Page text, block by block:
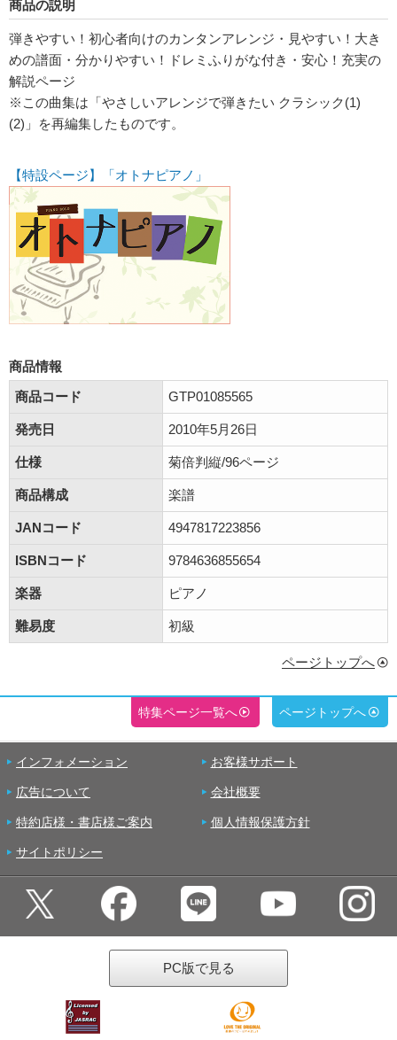
商品の説明
弾きやすい！初心者向けのカンタンアレンジ・見やすい！大き
めの譜面・分かりやすい！ドレミふりがな付き・安心！充実の
解説ページ
※この曲集は「やさしいアレンジで弾きたい クラシック(1)
(2)」を再編集したものです。
【特設ページ】「オトナピアノ」
商品情報
商品コード
GTP01085565
発売日 2010年5月26日
仕様 菊倍判縦/96ページ
商品構成 楽譜
JANコード 4947817223856
ISBNコード 9784636855654
楽器 ピアノ
難易度 初級
ページトップへ
特集ページ一覧へ ページトップへ
インフォメーション お客様サポート
広告について 会社概要
特約店様・書店様ご案内 個人情報保護方針
サイトポリシー
PC版で見る